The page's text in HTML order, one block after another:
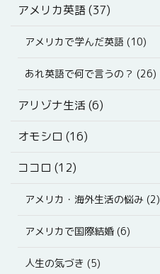
アメリカ英語 (37)
アメリカで学んだ英語 (10)
あれ英語で何で言うの？ (26)
アリゾナ生活 (6)
オモシロ (16)
ココロ (12)
アメリカ・海外生活の悩み (2)
アメリカで国際結婚 (6)
人生の気づき (5)